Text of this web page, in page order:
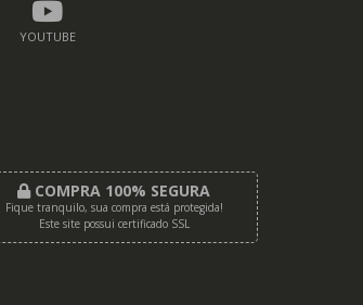
YOUTUBE
COMPRA 100% SEGURA
Fique tranquilo, sua compra está protegida!
Este site possui certificado SSL